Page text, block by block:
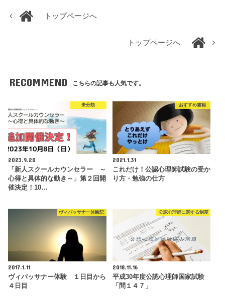
トップページへ
トップページへ
RECOMMEND こちらの記事も人気です。
未分類
2023.9.20
「新人スクールカウンセラー ～
心得と具体的な動き～」第２回開
催決定！10…
おすすめ書籍
2021.1.31
これだけ！公認心理師試験の受か
り方・勉強の仕方
ヴィパッサナー体験記
2017.1.11
ヴィパッサナー体験 １日目から
４日目
公認心理師に関する制度
2018.11.16
平成30年度公認心理師国家試験
「問１４７」